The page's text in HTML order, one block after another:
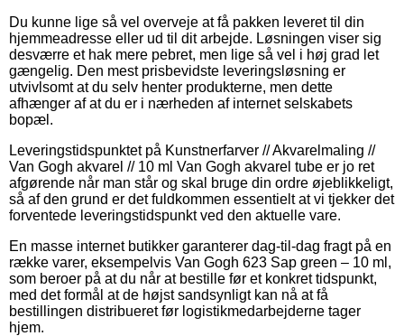
Du kunne lige så vel overveje at få pakken leveret til din
hjemmeadresse eller ud til dit arbejde. Løsningen viser sig
desværre et hak mere pebret, men lige så vel i høj grad let
gængelig. Den mest prisbevidste leveringsløsning er
utvivlsomt at du selv henter produkterne, men dette
afhænger af at du er i nærheden af internet selskabets
bopæl.
Leveringstidspunktet på Kunstnerfarver // Akvarelmaling //
Van Gogh akvarel // 10 ml Van Gogh akvarel tube er jo ret
afgørende når man står og skal bruge din ordre øjeblikkeligt,
så af den grund er det fuldkommen essentielt at vi tjekker det
forventede leveringstidspunkt ved den aktuelle vare.
En masse internet butikker garanterer dag-til-dag fragt på en
række varer, eksempelvis Van Gogh 623 Sap green – 10 ml,
som beroer på at du når at bestille før et konkret tidspunkt,
med det formål at de højst sandsynligt kan nå at få
bestillingen distribueret før logistikmedarbejderne tager
hjem.